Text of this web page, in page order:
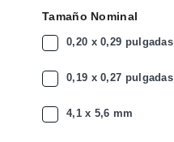
Tamaño Nominal
0,20 x 0,29 pulgadas
0,19 x 0,27 pulgadas
4,1 x 5,6 mm